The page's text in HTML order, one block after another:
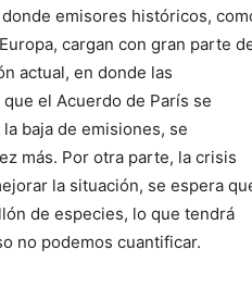
emisores históricos,
cargan con gran parte
actual, en donde las
el Acuerdo de París se
baja de emisiones, se
más. Por otra parte, la crisis
la situación, se espera
de especies, lo que tendrá
no podemos cuantificar.